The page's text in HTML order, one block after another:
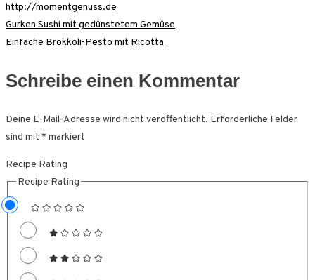
http://momentgenuss.de
Beitragsnavigation
Gurken Sushi mit gedünstetem Gemüse
Einfache Brokkoli-Pesto mit Ricotta
Schreibe einen Kommentar
Deine E-Mail-Adresse wird nicht veröffentlicht. Erforderliche Felder
sind mit *markiert
Recipe Rating
Recipe Rating